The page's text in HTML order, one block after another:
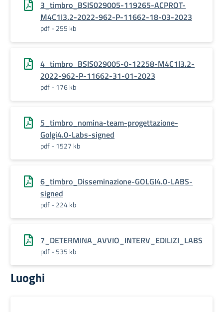
3_timbro_BSIS029005-119265-ACPROT-
M4C1I3.2-2022-962-P-11662-18-03-2023
pdf - 255 kb
4_timbro_BSIS029005-0-12258-M4C1I3.2-
2022-962-P-11662-31-01-2023
pdf - 176 kb
5_timbro_nomina-team-progettazione-
Golgi4.0-Labs-signed
pdf - 1527 kb
6_timbro_Disseminazione-GOLGI4.0-LABS-
signed
pdf - 224 kb
7_DETERMINA_AVVIO_INTERV_EDILIZI_LABS
pdf - 535 kb
Luoghi